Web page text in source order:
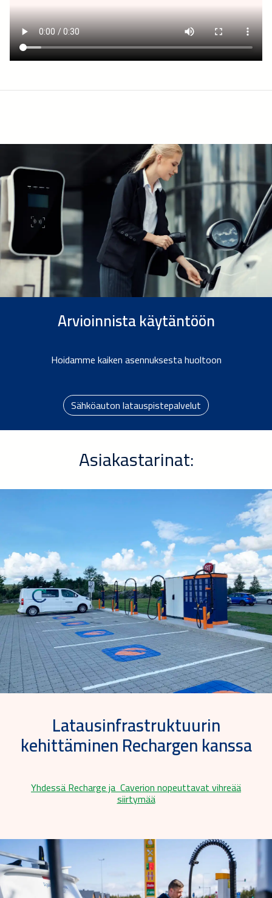
Arvioinnista käytäntöön
Hoidamme kaiken asennuksesta huoltoon
Sähköauton latauspistepalvelut
Asiakastarinat:
Latausinfrastruktuurin
kehittäminen Rechargen kanssa
Yhdessä Recharge ja Caverion nopeuttavat vihreää
siirtymää